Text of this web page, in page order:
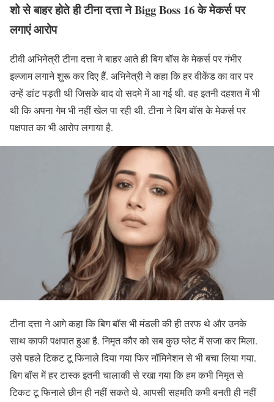
शो से बाहर होते ही टीना दत्ता ने Bigg Boss 16 के मेकर्स पर
लगाएं आरोप
टीवी अभिनेत्री टीना दत्ता ने बाहर आते ही बिग बॉस के मेकर्स पर गंभीर
इल्जाम लगाने शुरू कर दिए हैं. अभिनेत्री ने कहा कि हर वीकेंड का वार पर
उन्हें डांट पड़ती थी जिसके बाद वो सदमे में आ गई थी. वह इतनी दहशत में भी
थी कि अपना गेम भी नहीं खेल पा रही थी. टीना ने बिग बॉस के मेकर्स पर
पक्षपात का भी आरोप लगाया है.
टीना दत्ता ने आगे कहा कि बिग बॉस भी मंडली की ही तरफ थे और उनके
साथ काफी पक्षपात हुआ है. निमृत कौर को सब कुछ प्लेट में सजा कर मिला.
उसे पहले टिकट टू फिनाले दिया गया फिर नॉमिनेशन से भी बचा लिया गया.
बिग बॉस में हर टास्क इतनी चालाकी से रखा गया कि हम कभी निमृत से
टिकट टू फिनाले छीन ही नहीं सकते थे. आपसी सहमति कभी बनती ही नहीं